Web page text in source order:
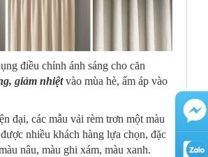
điều chỉnh ánh sáng cho căn
giảm nhiệtvào mùa hè, ấm áp vào
đại, các mẫu vải rèm trơn một màu
nhiều khách hàng lựa chọn, đặc
nâu, màu ghi xám, màu xanh.